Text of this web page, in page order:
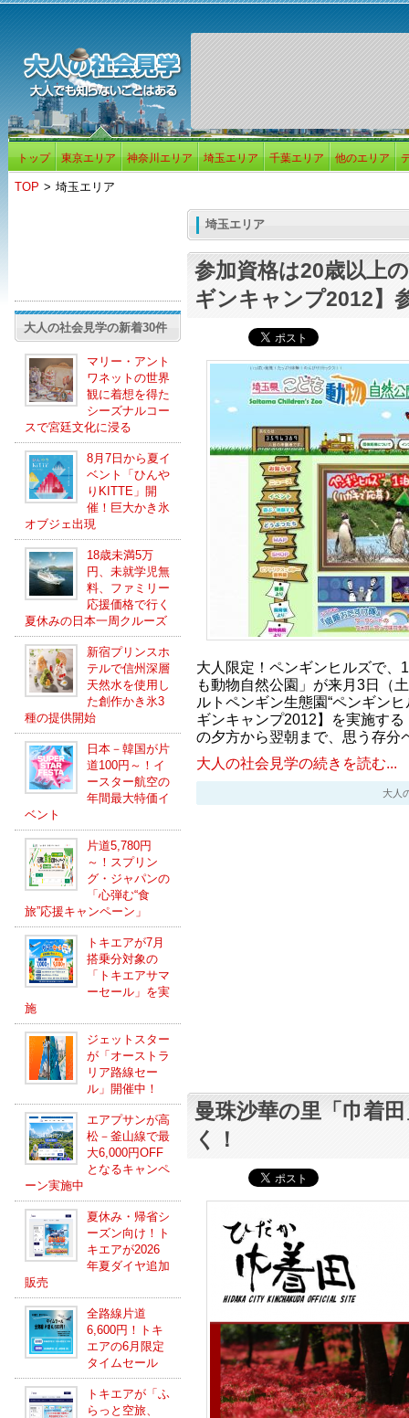
トップ 東京エリア 神奈川エリア 埼玉エリア 千葉エリア 他のエリア
TOP > 埼玉エリア
大人の社会見学の新着30件
マリー・アント
ワネットの世界
観に着想を得た
シーズナルコー
スで宮廷文化に浸る
8月7日から夏イ
ベント「ひんや
りKITTE」開
催！巨大かき氷
オブジェ出現
18歳未満5万
円、未就学児無
料、ファミリー
応援価格で行く
夏休みの日本一周クルーズ
新宿プリンスホ
テルで信州深層
天然水を使用し
た創作かき氷3
種の提供開始
日本－韓国が片
道100円～！イ
ースター航空の
年間最大特価イ
ベント
片道5,780円
～！スプリン
グ・ジャパンの
「心弾む“食
旅”応援キャンペーン」
トキエアが7月
搭乗分対象の
「トキエアサマ
ーセール」を実
施
ジェットスター
が「オーストラ
リア路線セー
ル」開催中！
エアプサンが高
松－釜山線で最
大6,000円OFF
となるキャンペ
ーン実施中
夏休み・帰省シ
ーズン向け！ト
キエアが2026
年夏ダイヤ追加
販売
全路線片道
6,600円！トキ
エアの6月限定
タイムセール
トキエアが「ふ
らっと空旅、
埼玉エリア
参加資格は20歳以上
ギンキャンプ2012】
大人限定！ペンギンヒルズで、
も動物自然公園」が来月3日（
ルトペンギン生態園“ペンギン
ギンキャンプ2012】を実施す
の夕方から翌朝まで、思う存
大人の社会見学の続きを読む...
大人
曼珠沙華の里「巾着
く！